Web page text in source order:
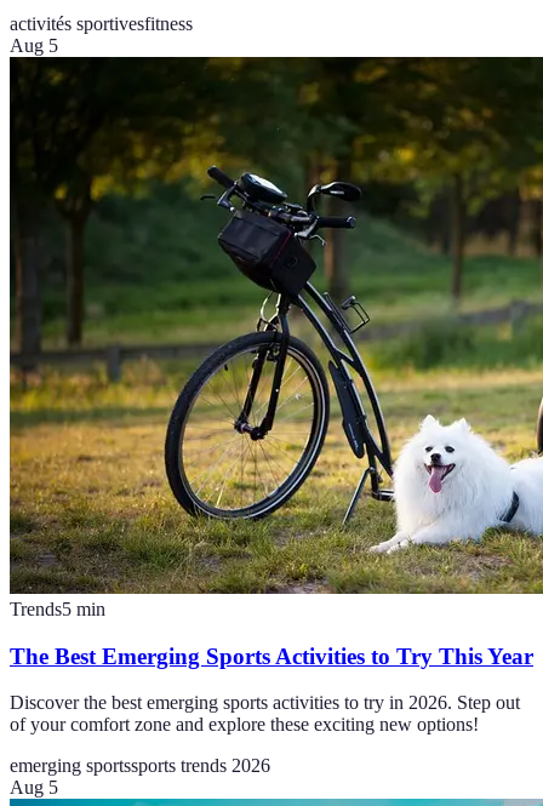
activités sportivesfitness
Aug 5
Trends5 min
The Best Emerging Sports Activities to Try This Year
Discover the best emerging sports activities to try in 2026. Step out
of your comfort zone and explore these exciting new options!
emerging sportssports trends 2026
Aug 5